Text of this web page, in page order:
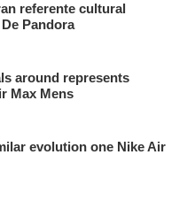
referente cultural
Pandora
around represents
Max Mens
evolution one Nike Air